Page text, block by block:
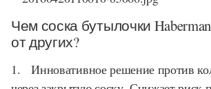
Чем соска бутылочки
от других?
1. Инновативное решение против